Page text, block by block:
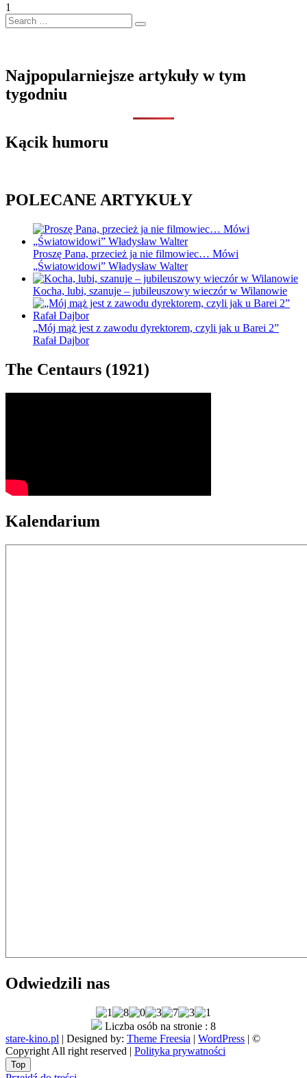
1
Search
…
Najpopularniejsze artykuły w tym
tygodniu
Kącik humoru
POLECANE ARTYKUŁY
Proszę Pana, przecież ja nie filmowiec… Mówi
„Światowidowi” Władysław Walter
Kocha, lubi, szanuje – jubileuszowy wieczór w Wilanowie
„Mój mąż jest z zawodu dyrektorem, czyli jak u Barei 2”
Rafał Dajbor
The Centaurs (1921)
Kalendarium
Odwiedzili nas
Liczba osób na stronie : 8
stare-kino.pl | Designed by: Theme Freesia | WordPress | ©
Copyright All right reserved | Polityka prywatności
Go
to
Top